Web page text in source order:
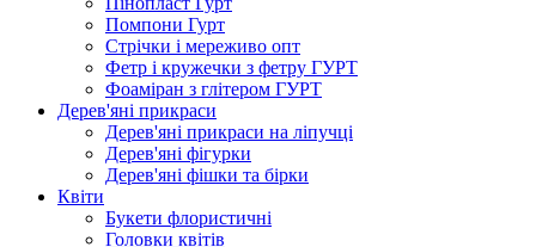
Помпони Гурт
Стрічки і мереживо опт
Фетр і кружечки з фетру ГУРТ
Фоаміран з глітером ГУРТ
Дерев'яні прикраси
Дерев'яні прикраси на ліпучці
Дерев'яні фігурки
Дерев'яні фішки та бірки
Квіти
Букети флористичні
Головки квітів